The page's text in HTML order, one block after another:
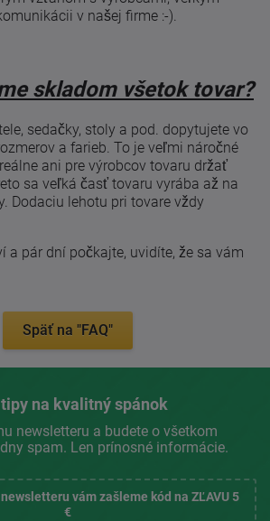
v našej firme :-).
skladom všetok tovar?
sedačky, stoly a pod. dopytujete vo
a farieb. To je veľmi náročné
ani pre výrobcov tovaru držať
sa veľká časť tovaru vyrába až na
Dodaciu lehotu pri tovare vždy
a pár dní počkajte, uvidíte, že sa vám
Späť na "FAQ"
na kvalitný spánok
newsletteru a budete o všetkom
spam. Len prínosné informácie.
vám zašleme kód na ZĽAVU 5
€